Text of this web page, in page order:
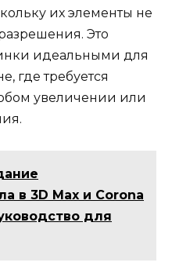
их элементы не
Это
идеальными для
где требуется
увеличении или
в 3D Max и Corona
для